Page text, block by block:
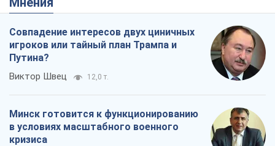
Совпадение интересов двух циничных
игроков или тайный план Трампа и
Путина?
Виктор Швец 12,0 т.
Минск готовится к функционированию
в условиях масштабного военного
кризиса